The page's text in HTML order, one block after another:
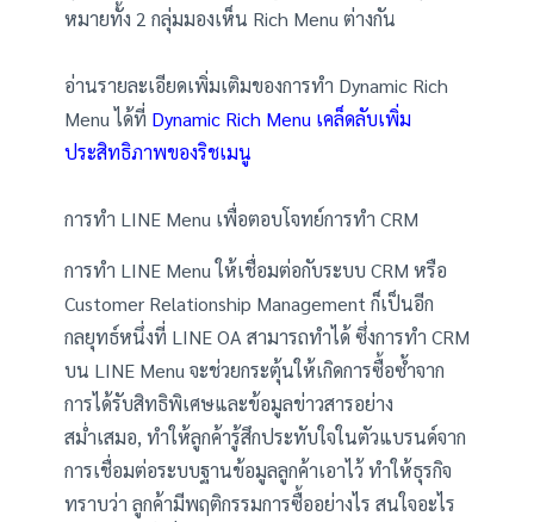
หมายทั้ง 2 กลุ่มมองเห็น Rich Menu ต่างกัน
อ่านรายละเอียดเพิ่มเติมของการทำ Dynamic Rich
Menu ได้ที่ Dynamic Rich Menu เคล็ดลับเพิ่ม
ประสิทธิภาพของริชเมนู
การทำ LINE Menu เพื่อตอบโจทย์การทำ CRM
การทำ LINE Menu ให้เชื่อมต่อกับระบบ CRM หรือ
Customer Relationship Management ก็เป็นอีก
กลยุทธ์หนึ่งที่ LINE OA สามารถทำได้ ซึ่งการทำ CRM
บน LINE Menu จะช่วยกระตุ้นให้เกิดการซื้อซ้ำจาก
การได้รับสิทธิพิเศษและข้อมูลข่าวสารอย่าง
สม่ำเสมอ, ทำให้ลูกค้ารู้สึกประทับใจในตัวแบรนด์จาก
การเชื่อมต่อระบบฐานข้อมูลลูกค้าเอาไว้ ทำให้ธุรกิจ
ทราบว่า ลูกค้ามีพฤติกรรมการซื้ออย่างไร สนใจอะไร